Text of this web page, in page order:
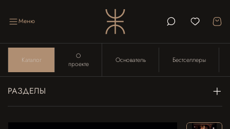
Меню
Каталог
О
проекте
Основатель Бестселлеры
РАЗДЕЛЫ